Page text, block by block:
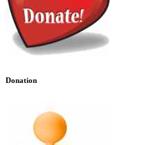
Donation